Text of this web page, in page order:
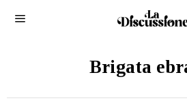
Brigata